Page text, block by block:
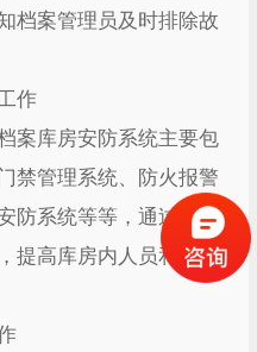
档案管理员及时排除故
作
案库房安防系统主要包
禁管理系统、防火报警
防系统等等，通过该系
提高库房内人员和财产